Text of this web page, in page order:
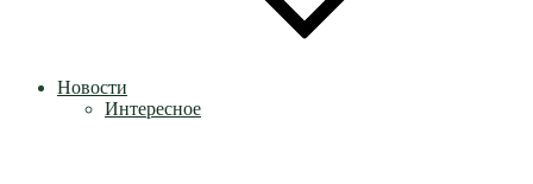
Новости
Интересное